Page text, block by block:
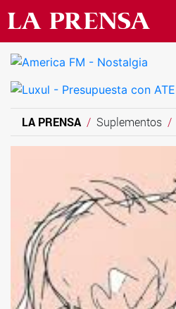
LA PRENSA Suplementos